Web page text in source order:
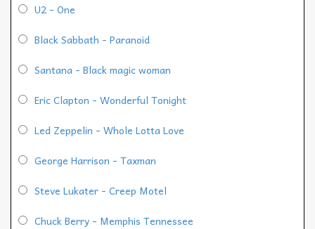
U2 - One
Black Sabbath - Paranoid
Santana - Black magic woman
Eric Clapton - Wonderful Tonight
Led Zeppelin - Whole Lotta Love
George Harrison - Taxman
Steve Lukater - Creep Motel
Chuck Berry - Memphis Tennessee